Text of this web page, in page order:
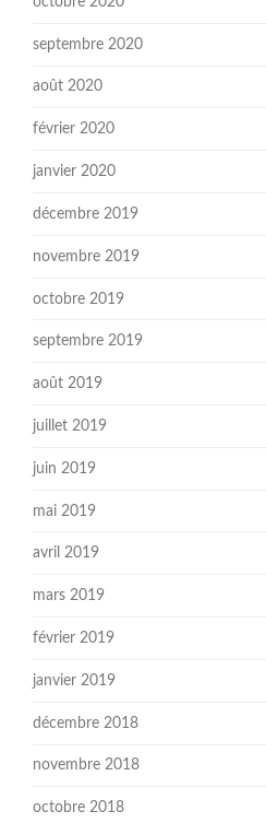
septembre 2020
août 2020
février 2020
janvier 2020
décembre 2019
novembre 2019
octobre 2019
septembre 2019
août 2019
juillet 2019
juin 2019
mai 2019
avril 2019
mars 2019
février 2019
janvier 2019
décembre 2018
novembre 2018
octobre 2018